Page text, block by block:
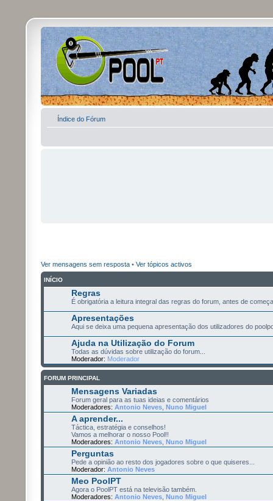
Índice do Fórum
Ver mensagens sem resposta • Ver tópicos activos
INÍCIO
Regras
É obrigatória a leitura integral das regras do forum, antes de
Apresentações
Aqui se deixa uma pequena apresentação dos utilizadores do
Ajuda na Utilização do Forum
Todas as dúvidas sobre utilização do forum...
Moderador: Moderador
FORUM PRINCIPAL
Mensagens Variadas
Forum geral para as tuas ideias e comentários
Moderadores: Antonio Neves Nuno Miguel
A aprender...
Táctica, estratégia e conselhos!
Vamos a melhorar o nosso Pool!!
Moderadores: Antonio Neves Nuno Miguel
Perguntas
Pede a opinião ao resto dos jogadores sobre o que quiseres...
Moderador: Antonio Neves
Meo PoolPT
Agora o PoolPT está na televisão também.
Moderadores: Antonio Neves Nuno Miguel